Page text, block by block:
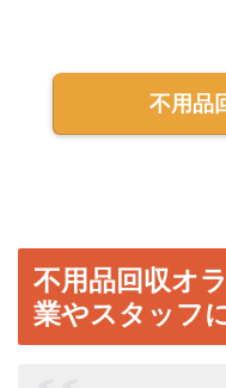
不用品
不用品回収オ
業やスタッフ